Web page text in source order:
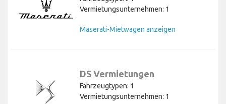
Vermietungsunternehmen: 1
Maserati-Mietwagen anzeigen
DS Vermietungen
Fahrzeugtypen: 1
Vermietungsunternehmen: 1